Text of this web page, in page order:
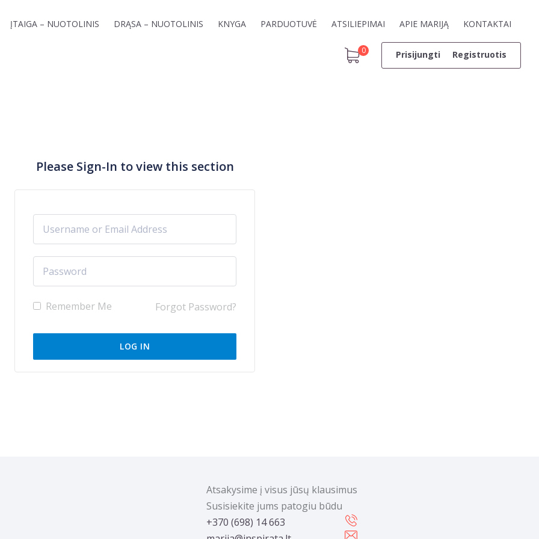
ĮTAIGA – NUOTOLINIS DRĄSA – NUOTOLINIS KNYGA PARDUOTUVĖ ATSILIEPIMAI APIE MARIJĄ KONTAKTAI
0 Prisijungti Registruotis
Please Sign-In to view this section
Remember Me Forgot Password?
Atsakysime į visus jūsų klausimus
Susisiekite jums patogiu būdu
‭+370 (698) 14 663